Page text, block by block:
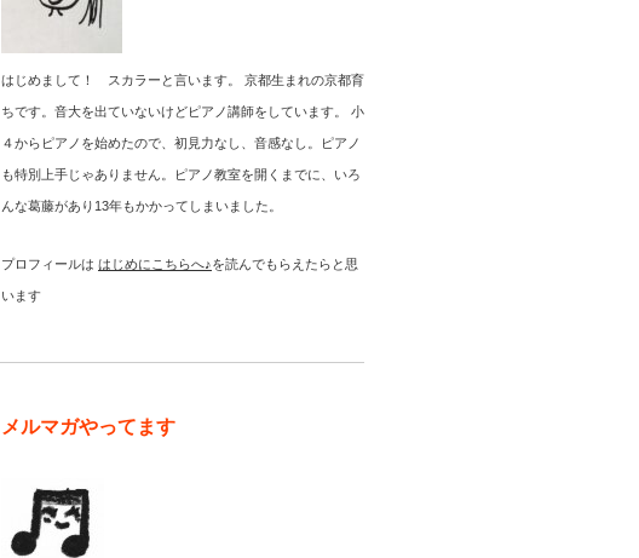
はじめまして！ スカラーと言います。 京都生まれの京都育
ちです。音大を出ていないけどピアノ講師をしています。 小
４からピアノを始めたので、初見力なし、音感なし。ピアノ
も特別上手じゃありません。ピアノ教室を開くまでに、いろ
んな葛藤があり13年もかかってしまいました。
プロフィールは はじめにこちらへ♪を読んでもらえたらと思
います
メルマガやってます